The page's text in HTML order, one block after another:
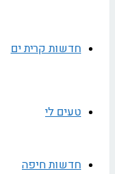
חדשות קרית ים
טעים לי
חדשות חיפה